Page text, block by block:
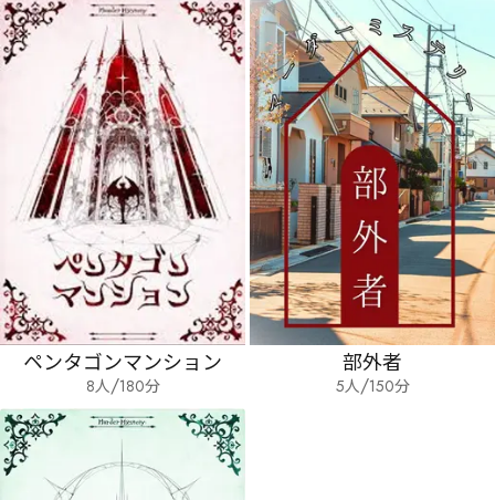
・お客様のキャンセルによりイベントが中止になった場合、参加者全員分の参加費をお支払いいた
だきます。
・マーダーミステリーはゲームの性質上、１つのシナリオを１回しかプレイできません。
・公演イベント参加後のネタバレは厳禁となります。
マーダーミステリーはゲームの性質上、ネタバレに非常に弱いです。
プレイ開始前に知りえない情報は全てネタバレとお考えいただくと安全です。
ペンタゴンマンション
8人/180分
部外者
5人/150分